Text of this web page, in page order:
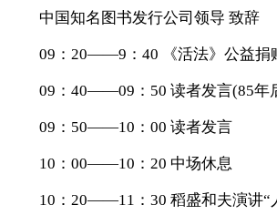
中国知名图书发行公司领导 致辞
09：20——9：40 《活法》公益捐
09：40——09：50 读者发言(85年
09：50——10：00 读者发言
10：00——10：20 中场休息
10：20——11：30 稻盛和夫演讲“